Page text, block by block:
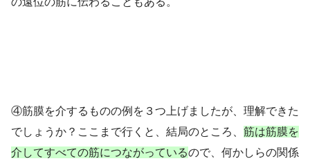
④筋膜を介するものの例を３つ上げましたが、理解できた
でしょうか？ ここまで行くと、結局のところ、 筋は筋膜を
介してすべての筋につながっているので、何かしらの関係